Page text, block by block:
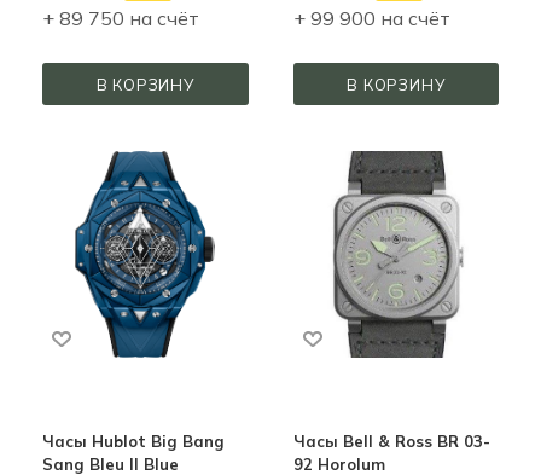
+ 89 750 на счёт
В КОРЗИНУ
+ 99 900 на счёт
В КОРЗИНУ
Часы Hublot Big Bang
Sang Bleu II Blue
Часы Bell & Ross BR 03-
92 Horolum